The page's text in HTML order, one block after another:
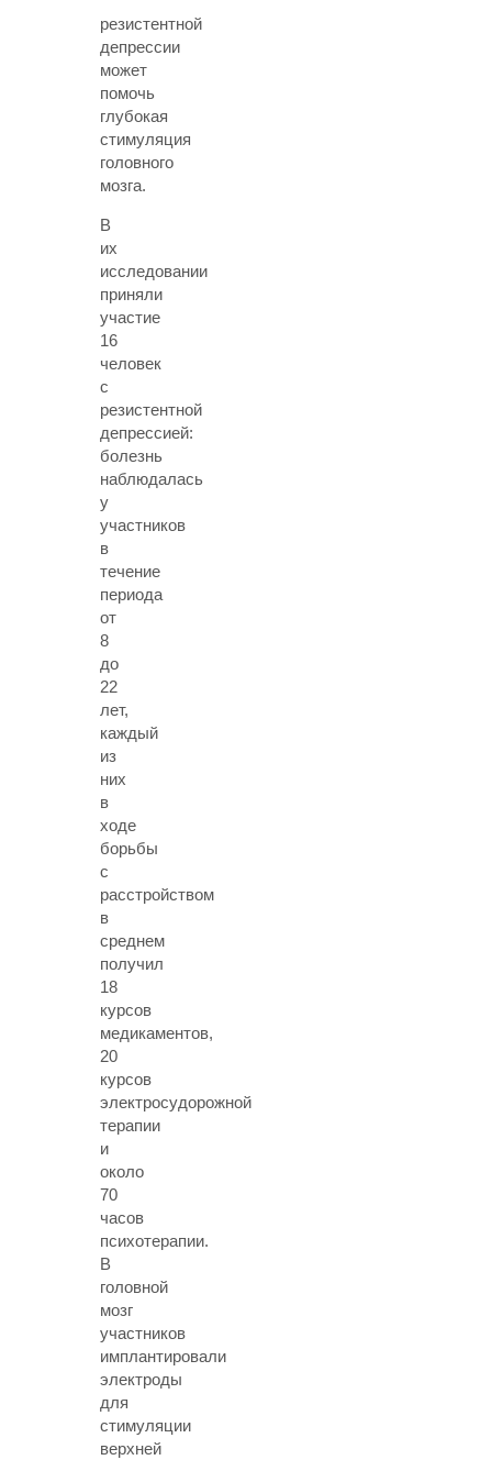
резистентной
депрессии
может
помочь
глубокая
стимуляция
головного
мозга.
В
их
исследовании
приняли
участие
16
человек
с
резистентной
депрессией:
болезнь
наблюдалась
у
участников
в
течение
периода
от
8
до
22
лет,
каждый
из
них
в
ходе
борьбы
с
расстройством
в
среднем
получил
18
курсов
медикаментов,
20
курсов
электросудорожной
терапии
и
около
70
часов
психотерапии.
В
головной
мозг
участников
имплантировали
электроды
для
стимуляции
верхней